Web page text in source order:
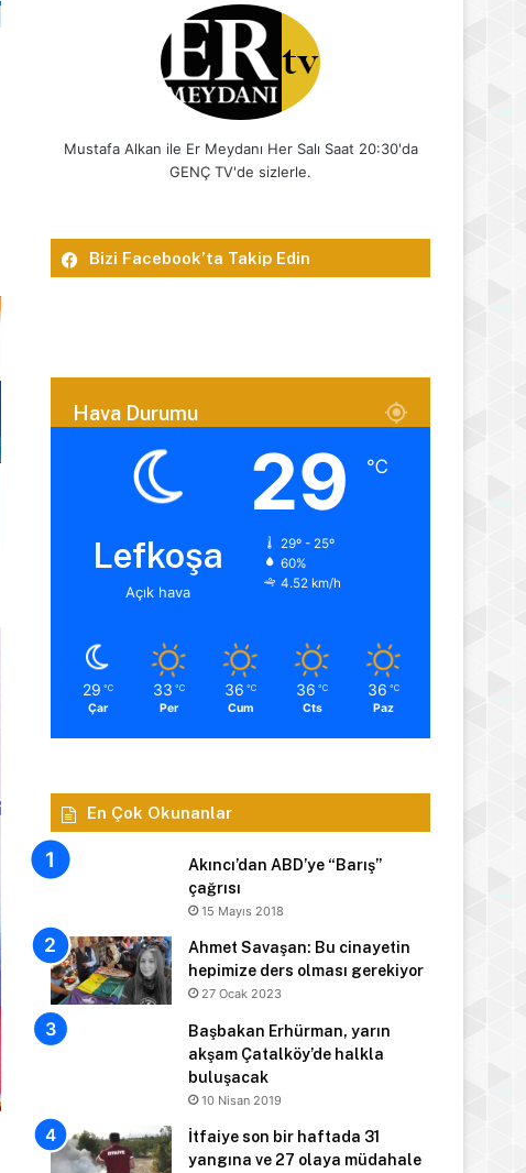
Mustafa Alkan ile Er Meydanı Her Salı Saat 20:30'da
GENÇ TV'de sizlerle.
Bizi Facebook’ta Takip Edin
Hava Durumu
Lefkoşa
Açık hava
29 ℃
29º - 25º
60%
4.52 km/h
29 ℃
Çar
33 ℃
Per
36 ℃
Cum
36 ℃
Cts
36 ℃
Paz
En Çok Okunanlar
Akıncı’dan ABD’ye “Barış”
çağrısı
15 Mayıs 2018
Ahmet Savaşan: Bu cinayetin
hepimize ders olması gerekiyor
27 Ocak 2023
Başbakan Erhürman, yarın
akşam Çatalköy’de halkla
buluşacak
10 Nisan 2019
İtfaiye son bir haftada 31
yangına ve 27 olaya müdahale